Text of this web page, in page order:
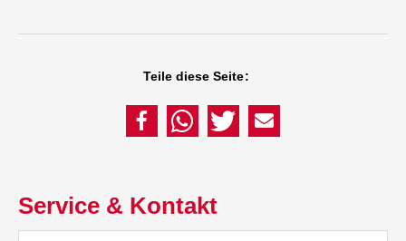
Teile diese Seite:
Service & Kontakt